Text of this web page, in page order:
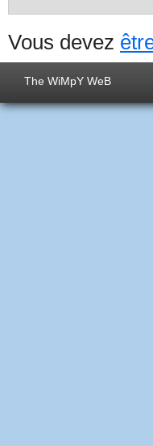
Vous devez
The WiMpY WeB